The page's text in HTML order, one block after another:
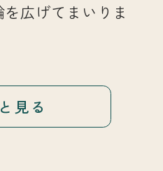
広げてまいりま
見る